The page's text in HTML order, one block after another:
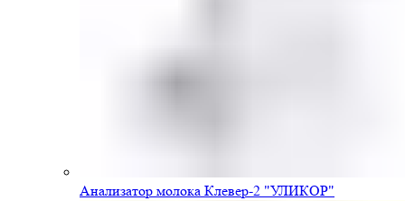
Анализатор молока Клевер-2 "УЛИКОР"